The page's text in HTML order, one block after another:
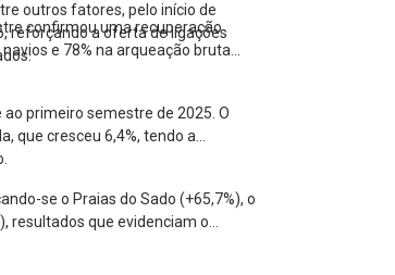
outros fatores, pelo início de
reforçando a oferta de ligações
confirmou uma recuperação
e 78% na arqueação bruta
primeiro semestre de 2025. O
que cresceu 6,4%, tendo a
se o Praias do Sado (+65,7%), o
resultados que evidenciam o